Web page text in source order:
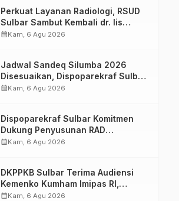
Perkuat Layanan Radiologi, RSUD
Sulbar Sambut Kembali dr. Iis
Imelda, Sp.Rad
calendar_monthKam, 6 Agu 2026
Jadwal Sandeq Silumba 2026
Disesuaikan, Dispoparekraf Sulbar
Pastikan Persiapan Tetap
calendar_monthKam, 6 Agu 2026
Dispoparekraf Sulbar Komitmen
Dukung Penyusunan RAD
TPB/SDGs Sulawesi Barat
calendar_monthKam, 6 Agu 2026
DKPPKB Sulbar Terima Audiensi
Kemenko Kumham Imipas RI,
Perkuat Pelayanan Kesehatan bagi
calendar_monthKam, 6 Agu 2026